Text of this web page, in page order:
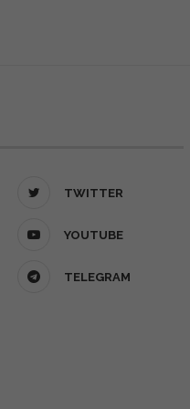
TWITTER
YOUTUBE
TELEGRAM